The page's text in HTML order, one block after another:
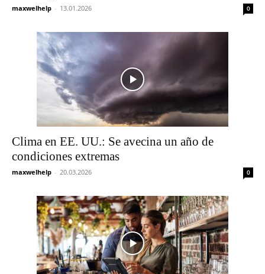
maxwelhelp - 13.01.2026 0
Clima en EE. UU.: Se avecina un año de
condiciones extremas
maxwelhelp - 20.03.2026 0